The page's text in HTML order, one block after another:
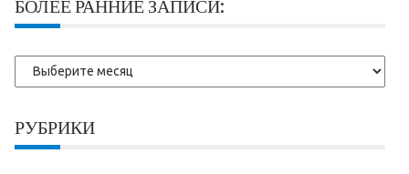
БОЛЕЕ РАННИЕ ЗАПИСИ:
Более
ранние
РУБРИКИ